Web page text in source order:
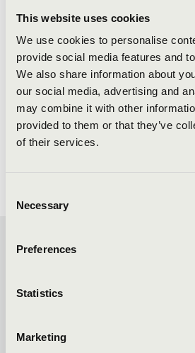
This website uses cookies
We use cookies to personalise
provide social media features and
We also share information about
our social media, advertising and
may combine it with other
provided to them or that they’ve
of their services.
Selection
Necessary
Preferences
Statistics
Marketing
HANGVILLA
VESZPRÉM -